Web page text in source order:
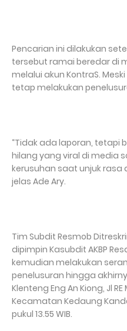
Pencarian ini dilakukan
tersebut ramai beredar di
melalui akun KontraS.
tetap melakukan
“Tidak ada laporan, tetapi
hilang yang viral di media
kerusuhan saat unjuk rasa
jelas Ade Ary.
Tim Subdit Resmob
dipimpin Kasubdit AKBP
kemudian melakukan
penelusuran hingga
Klenteng Eng An Kiong, Jl
Kecamatan Kedaung
pukul 13.55 WIB.